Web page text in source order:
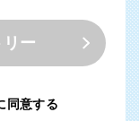
ー
同意する